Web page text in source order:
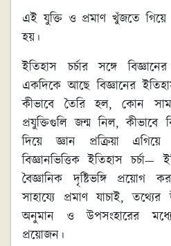
এই যুক্তি ও প্রমাণ খুঁজতে গিয়ে
হয়।
ইতিহাস চর্চার সঙ্গে
একদিকে আছে বিজ্ঞানের
কীভাবে তৈরি হল, কোন
প্রযুক্তিগুলি জন্ম নিল,
দিয়ে জ্ঞান প্রক্রিয়া
বিজ্ঞানভিত্তিক ইতিহাস
বৈজ্ঞানিক দৃষ্টিভঙ্গি প্রয়োগ
সাহায্যে প্রমাণ যাচাই,
অনুমান ও উপসংহারের
প্রয়োজন।